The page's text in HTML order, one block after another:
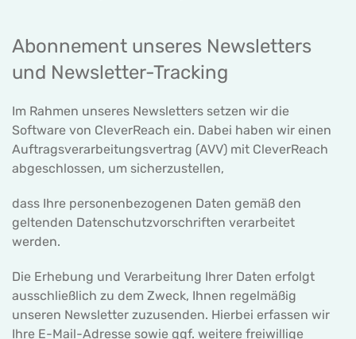
Abonnement unseres Newsletters
und Newsletter-Tracking
Im Rahmen unseres Newsletters setzen wir die
Software von CleverReach ein. Dabei haben wir einen
Auftragsverarbeitungsvertrag (AVV) mit CleverReach
abgeschlossen, um sicherzustellen,
dass Ihre personenbezogenen Daten gemäß den
geltenden Datenschutzvorschriften verarbeitet
werden.
Die Erhebung und Verarbeitung Ihrer Daten erfolgt
ausschließlich zu dem Zweck, Ihnen regelmäßig
unseren Newsletter zuzusenden. Hierbei erfassen wir
Ihre E-Mail-Adresse sowie ggf. weitere freiwillige